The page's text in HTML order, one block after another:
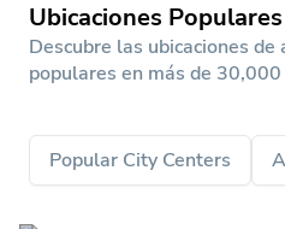
Ubicaciones Populares
Descubre las ubicaciones
populares en más de
Popular City Centers